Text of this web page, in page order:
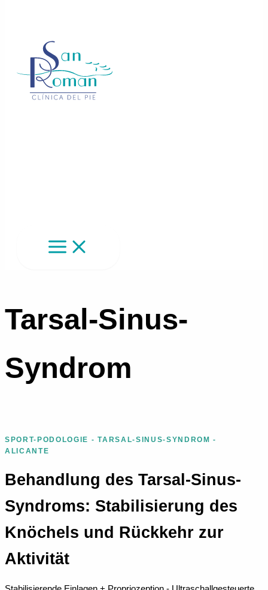
Tarsal-Sinus-
Syndrom
SPORT-PODOLOGIE - TARSAL-SINUS-SYNDROM -
ALICANTE
Behandlung des Tarsal-Sinus-
Syndroms: Stabilisierung des
Knöchels und Rückkehr zur
Aktivität